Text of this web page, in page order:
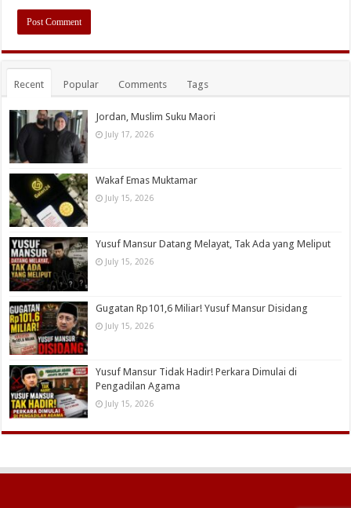
Recent Popular Comments Tags
Jordan, Muslim Suku Maori
July 17, 2026
Wakaf Emas Muktamar
July 15, 2026
Yusuf Mansur Datang Melayat, Tak Ada yang Meliput
July 15, 2026
Gugatan Rp101,6 Miliar! Yusuf Mansur Disidang
July 15, 2026
Yusuf Mansur Tidak Hadir! Perkara Dimulai di
Pengadilan Agama
July 15, 2026